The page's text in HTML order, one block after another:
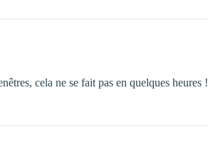
cela ne se fait pas en quelques heures !